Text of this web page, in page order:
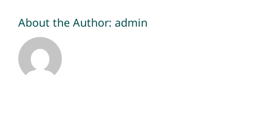
About the Author: admin